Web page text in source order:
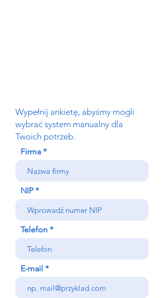
Wypełnij ankietę, abyśmy mogli
wybrać system manualny dla
Twoich potrzeb.
Firma
NIP
Telefon
E-mail